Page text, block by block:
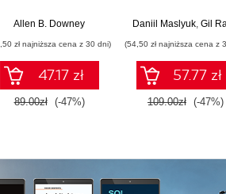
wiedzę. Wydanie III
Allen B. Downey
zł najniższa cena z 30 dni)
47.17 zł
89.00zł (-47%)
danych.
Daniil Maslyuk, Gil
(54,50 zł najniższa cena z
57.77 zł
109.00zł (-47%)